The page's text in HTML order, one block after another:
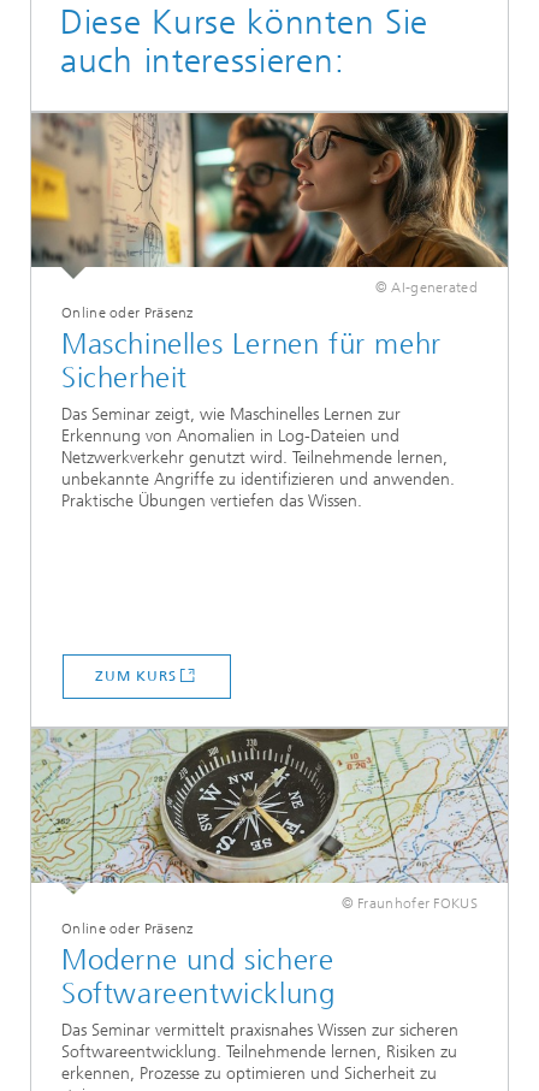
Diese Kurse könnten Sie
auch interessieren:
© AI-generated
Online oder Präsenz
Maschinelles Lernen für mehr
Sicherheit
Das Seminar zeigt, wie Maschinelles Lernen zur
Erkennung von Anomalien in Log-Dateien und
Netzwerkverkehr genutzt wird. Teilnehmende lernen,
unbekannte Angriffe zu identifizieren und anwenden.
Praktische Übungen vertiefen das Wissen.
ZUM KURS
© Fraunhofer FOKUS
Online oder Präsenz
Moderne und sichere
Softwareentwicklung
Das Seminar vermittelt praxisnahes Wissen zur sicheren
Softwareentwicklung. Teilnehmende lernen, Risiken zu
erkennen, Prozesse zu optimieren und Sicherheit zu